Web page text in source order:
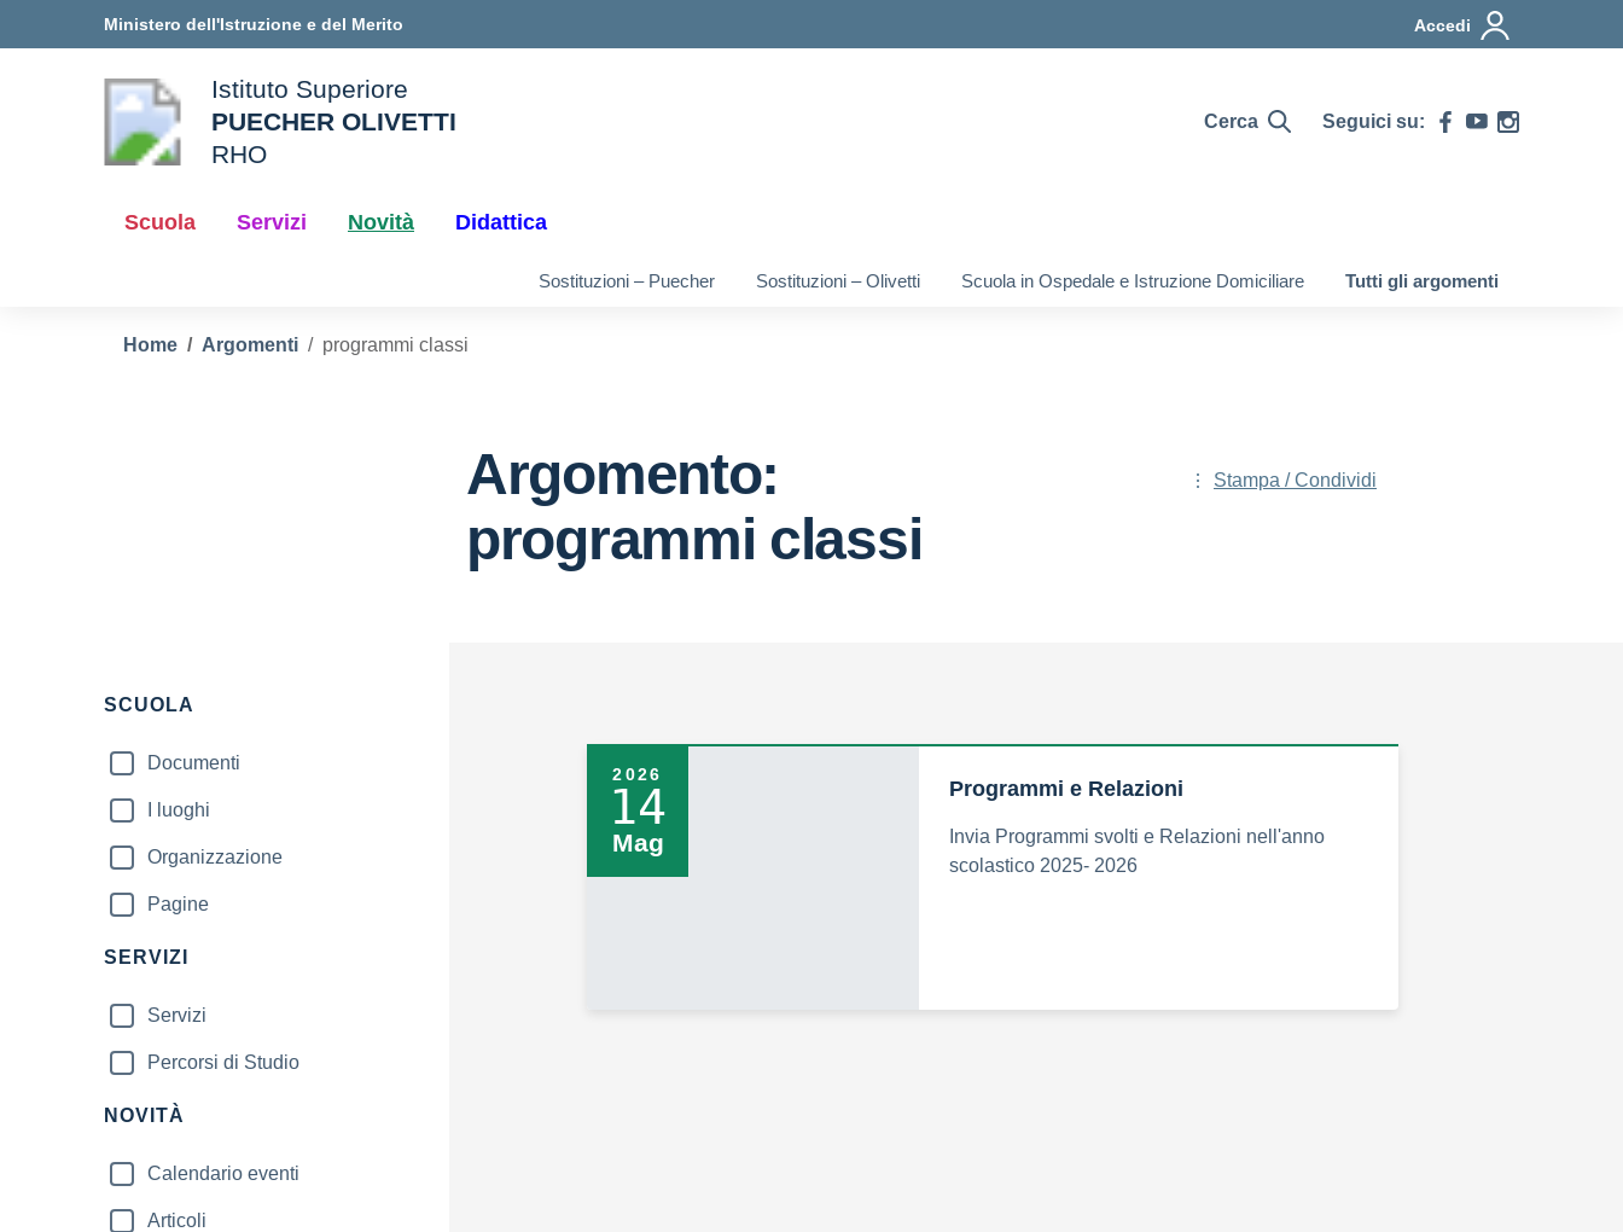
Ministero dell'Istruzione e del Merito Accedi
della scuola
Istituto Superiore
PUECHER OLIVETTI
RHO
Cerca Seguici su:
Scuola Servizi Novità Didattica
Sostituzioni – Puecher Sostituzioni – Olivetti Scuola in Ospedale e Istruzione Domiciliare Tutti gli argomenti
Home Argomenti programmi classi
Argomento:
programmi classi
Stampa / Condividi
Filtri
SCUOLA
Documenti
I luoghi
Organizzazione
Pagine
SERVIZI
Servizi
Percorsi di Studio
NOVITÀ
Calendario eventi
Articoli
2026
14
Mag
Programmi e Relazioni
Invia Programmi svolti e Relazioni nell'anno
scolastico 2025- 2026